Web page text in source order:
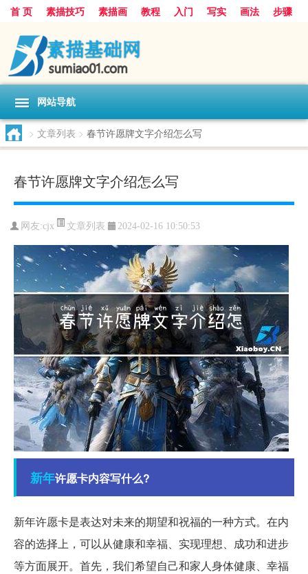
首 页 素描技巧 素描画 教程 入门 写实 画法
步骤
基础
超写实
网站导航
> 文章列表 > 春节许愿牌文字介绍怎么写
春节许愿牌文字介绍怎么写
网友:cjx 文章列表 2024-02-16 10:50:53
新年许愿卡内容写什么?
新年许愿卡是表达对未来的期望和祝福的一种方式。在内
容的选择上，可以从健康和幸福、实现理想、成功和进步
等方面展开。首先，我们希望自己和家人身体健康、幸福